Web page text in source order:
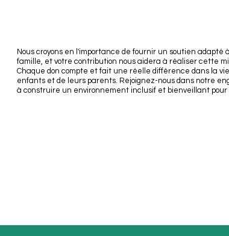
Nous croyons en l'importance de fournir un soutien adapté
famille, et votre contribution nous aidera à réaliser cette
Chaque don compte et fait une réelle différence dans la
enfants et de leurs parents. Rejoignez-nous dans notre
à construire un environnement inclusif et bienveillant pour